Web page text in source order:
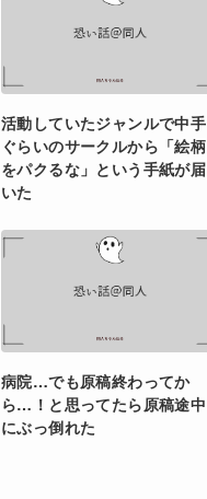
活動していたジャンルで中手
ぐらいのサークルから「絵柄
をパクるな」という手紙が届
いた
病院…でも原稿終わってか
ら…！と思ってたら原稿途中
にぶっ倒れた